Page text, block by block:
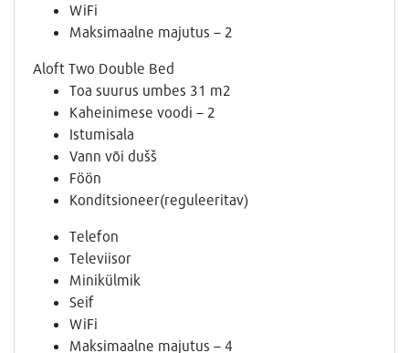
WiFi
Maksimaalne majutus – 2
Aloft Two Double Bed
Toa suurus umbes 31 m2
Kaheinimese voodi – 2
Istumisala
Vann või dušš
Föön
Konditsioneer(reguleeritav)
Telefon
Televiisor
Minikülmik
Seif
WiFi
Maksimaalne majutus – 4